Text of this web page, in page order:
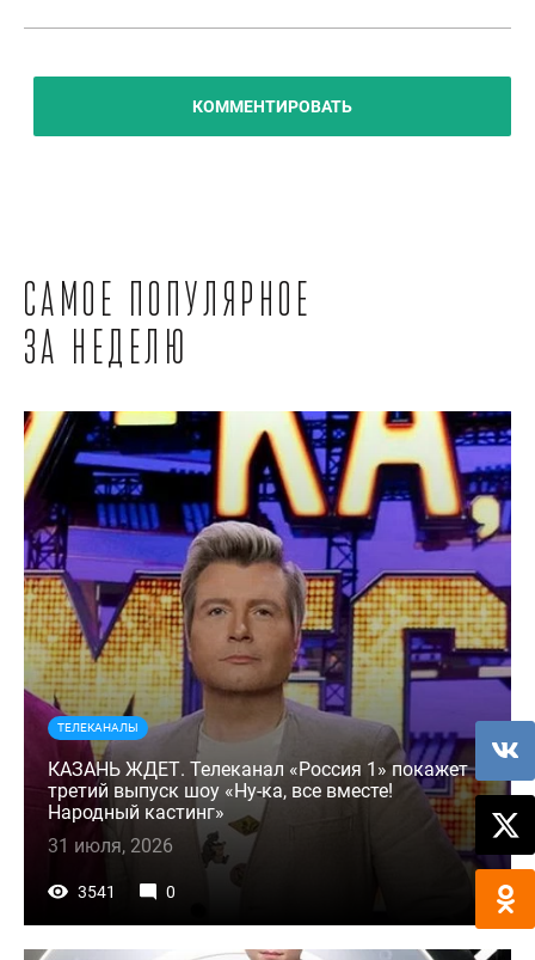
КОММЕНТИРОВАТЬ
Самое популярное
за неделю
ТЕЛЕКАНАЛЫ
КАЗАНЬ ЖДЕТ. Телеканал «Россия 1» покажет
третий выпуск шоу «Ну-ка, все вместе!
Народный кастинг»
31 июля, 2026
3541 0